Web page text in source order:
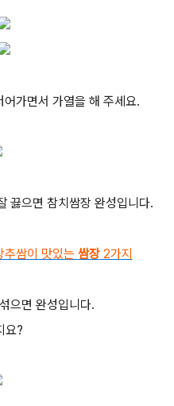
가면서 가열을 해 주세요.
끓으면 참치쌈장 완성입니다.
쌈이 맛있는 쌈장2가지
으면 완성입니다.
요?